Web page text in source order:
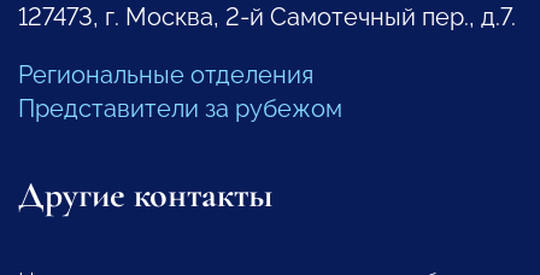
127473, г. Москва, 2-й Самотечный пер., д.7.
Региональные отделения
Представители за рубежом
Другие контакты